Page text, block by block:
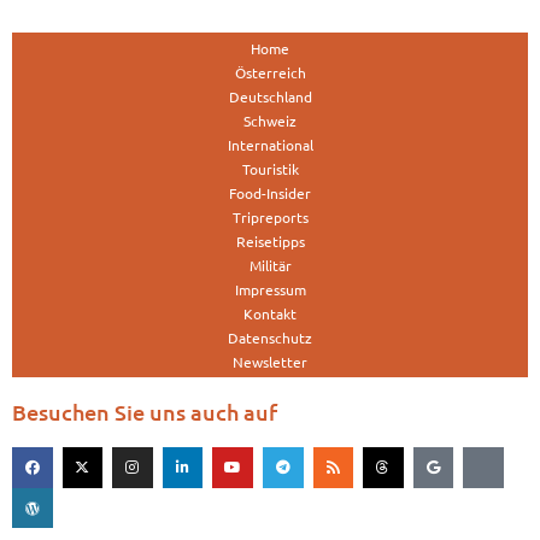
Home
Österreich
Deutschland
Schweiz
International
Touristik
Food-Insider
Tripreports
Reisetipps
Militär
Impressum
Kontakt
Datenschutz
Newsletter
Besuchen Sie uns auch auf